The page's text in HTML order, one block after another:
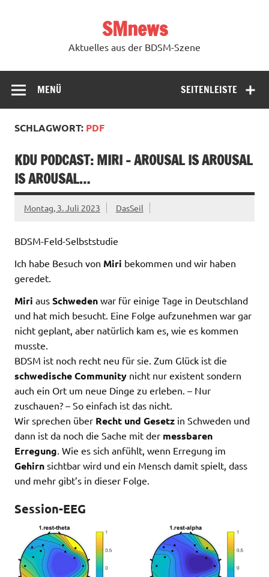
SMnews
Aktuelles aus der BDSM-Szene
SEITENLEISTE
MENÜ
SCHLAGWORT: PDF
KDU PODCAST: MIRI – AROUSAL IS AROUSAL
IS AROUSAL…
Montag, 3. Juli 2023 DasSeil
BDSM-Feld-Selbststudie
Ich habe Besuch von Miri bekommen und wir haben
geredet.
Miri aus Schweden war für einige Tage in Deutschland
und hat mich besucht. Eine Folge aufzunehmen war gar
nicht geplant, aber natürlich kam es, wie es kommen
musste.
BDSM ist noch recht neu für sie. Zum Glück ist die
schwedische Community nicht nur existent sondern
auch ein Ort um neue Dinge zu erleben. – Nur
zuschauen? – So einfach ist das nicht.
Wir sprechen über Recht und Gesetz in Schweden und
dann ist da noch die Sache mit der messbaren
Erregung . Wie es sich anfühlt, wenn Erregung im
Gehirn sichtbar wird und ein Mensch damit spielt, dass
und mehr gibt’s in dieser Folge.
Session-EEG